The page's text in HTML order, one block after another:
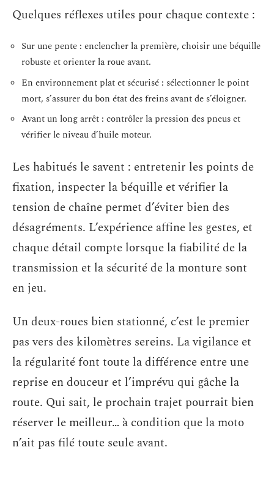
Quelques réflexes utiles pour chaque contexte :
Sur une pente : enclencher la première, choisir une béquille
robuste et orienter la roue avant.
En environnement plat et sécurisé : sélectionner le point
mort, s’assurer du bon état des freins avant de s’éloigner.
Avant un long arrêt : contrôler la pression des pneus et
vérifier le niveau d’huile moteur.
Les habitués le savent : entretenir les points de
fixation, inspecter la béquille et vérifier la
tension de chaîne permet d’éviter bien des
désagréments. L’expérience affine les gestes, et
chaque détail compte lorsque la fiabilité de la
transmission et la sécurité de la monture sont
en jeu.
Un deux-roues bien stationné, c’est le premier
pas vers des kilomètres sereins. La vigilance et
la régularité font toute la différence entre une
reprise en douceur et l’imprévu qui gâche la
route. Qui sait, le prochain trajet pourrait bien
réserver le meilleur… à condition que la moto
n’ait pas filé toute seule avant.